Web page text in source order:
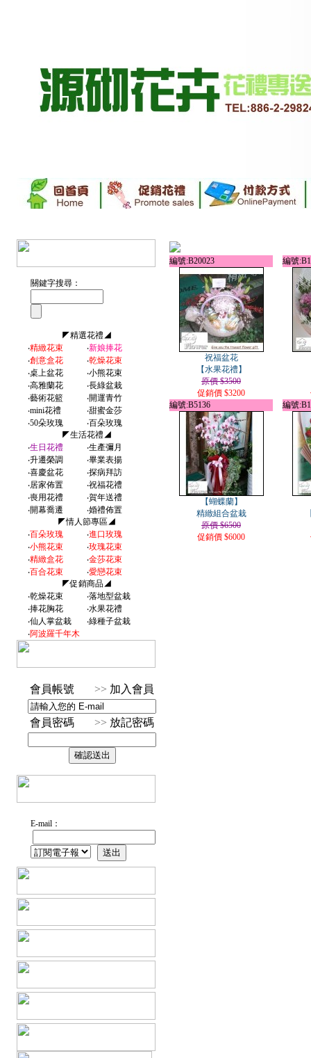
關鍵字搜尋：
◤精選花禮◢
‧精緻花束 ‧新娘捧花
‧創意盒花 ‧乾燥花束
‧桌上盆花 ‧小熊花束
‧高雅蘭花 ‧長綠盆栽
‧藝術花籃 ‧開運青竹
‧mini花禮 ‧甜蜜金莎
‧50朵玫瑰 ‧百朵玫瑰
◤生活花禮◢
‧生日花禮 ‧生產彌月
‧升遷榮調 ‧畢業表揚
‧喜慶盆花 ‧探病拜訪
‧居家佈置 ‧祝福花禮
‧喪用花禮 ‧賀年送禮
‧開幕喬遷 ‧婚禮佈置
◤情人節專區◢
‧百朵玫瑰 ‧進口玫瑰
‧小熊花束 ‧玫瑰花束
‧精緻盒花 ‧金莎花束
‧百合花束 ‧愛戀花束
◤促銷商品◢
‧乾燥花束 ‧落地型盆栽
‧捧花胸花 ‧水果花禮
‧仙人掌盆栽 ‧綠種子盆栽
‧阿波羅千年木
會員帳號 >> 加入會員
會員密碼 >> 放記密碼
E-mail：
編號:B20023 編號
祝福盆花
【水果花禮】
原價 $3500
促銷價 $3200
編號:B5136
編號
【蝴蝶蘭】
精緻組合盆栽
原價 $6500
促銷價 $6000